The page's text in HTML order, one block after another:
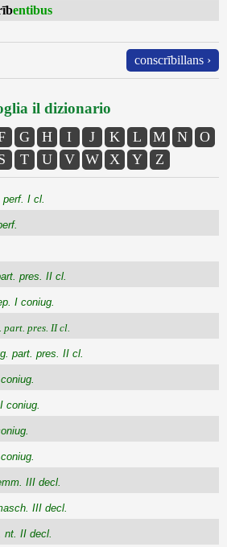
entibus
conscrībillans ›
il dizionario
G H I J K L M N
O
T U V W X Y Z
perf. I cl.
pres. II cl.
I coniug.
part. pres. II cl.
part. pres. II cl.
coniug.
III decl.
III decl.
nt. II decl.